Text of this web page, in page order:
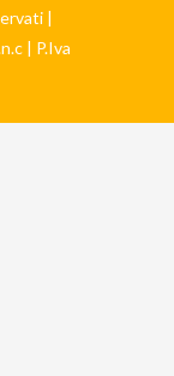
|
| P.Iva